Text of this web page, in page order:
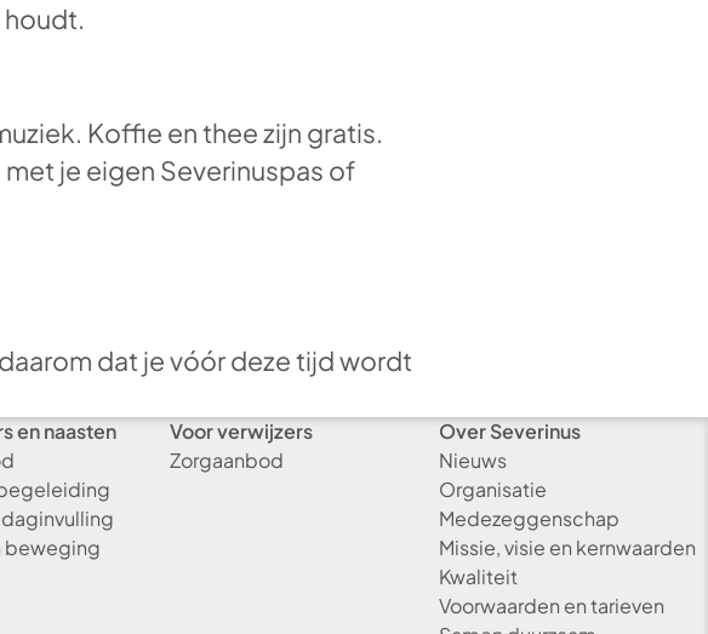
houdt.
Koffie en thee zijn gratis.
je eigen Severinuspas of
dat je vóór deze tijd wordt
en naasten
beweging
Voor verwijzers
Zorgaanbod
Over Severinus
Nieuws
Organisatie
Medezeggenschap
Missie, visie en kernwaarden
Kwaliteit
Voorwaarden en tarieven